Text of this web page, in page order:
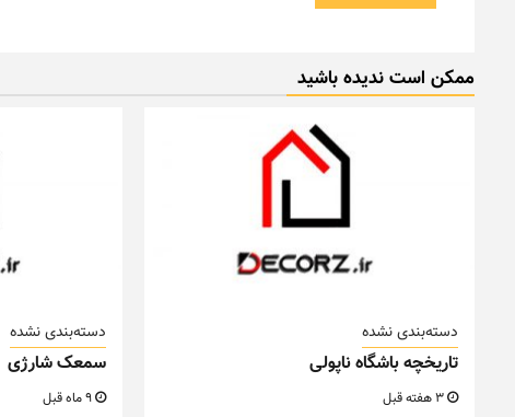
ممکن است ندیده باشید
دسته‌بندی نشده
تاریخچه باشگاه ناپولی
دسته‌بندی نشده
سمعک شارژی
9 ماه قبل